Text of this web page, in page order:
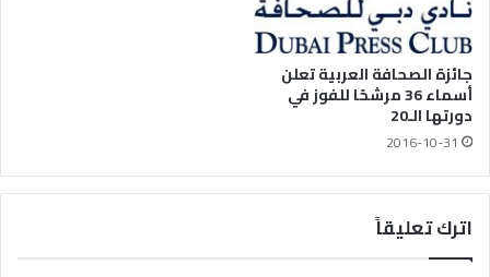
جائزة الصحافة العربية تعلن
أسماء 36 مرشحًا للفوز في
دورتها الـ20
2016-10-31
اترك تعليقاً